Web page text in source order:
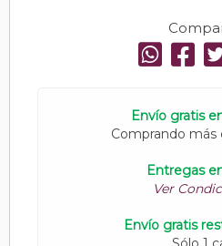
Envío gratis
Comprando
Entregas
Ver
Envío gratis